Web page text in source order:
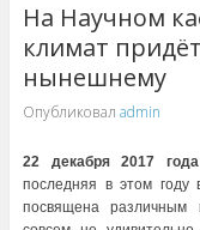
На Научном
климат
нынешнему
Опубликовал admin
22 декабря 2017
последняя в этом году
посвящена различным